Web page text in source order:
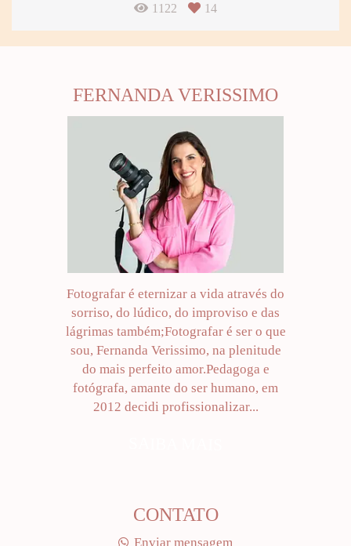
1122
14
FERNANDA VERISSIMO
Fotografar é eternizar a vida através do
sorriso, do lúdico, do improviso e das
lágrimas também;Fotografar é ser o que
sou, Fernanda Verissimo, na plenitude
do mais perfeito amor.Pedagoga e
fotógrafa, amante do ser humano, em
2012 decidi profissionalizar...
CONTATO
Enviar mensagem